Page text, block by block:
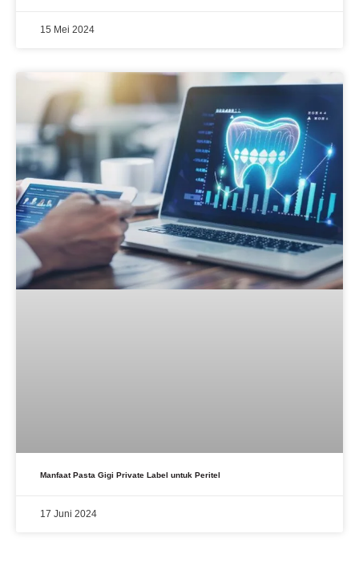
15 Mei 2024
Manfaat Pasta Gigi Private Label untuk Peritel
17 Juni 2024